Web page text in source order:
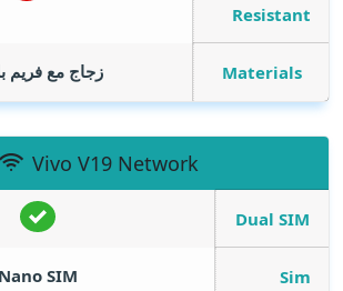
Resistant
Materials زجاج مع فريم
Vivo V19 Network
Dual SIM
Sim
Nano SIM